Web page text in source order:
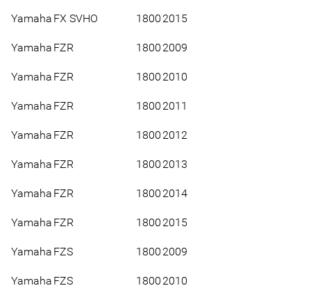
Yamaha FX SVHO 1800 2015
Yamaha FZR 1800 2009
Yamaha FZR 1800 2010
Yamaha FZR 1800 2011
Yamaha FZR 1800 2012
Yamaha FZR 1800 2013
Yamaha FZR 1800 2014
Yamaha FZR 1800 2015
Yamaha FZS 1800 2009
Yamaha FZS 1800 2010